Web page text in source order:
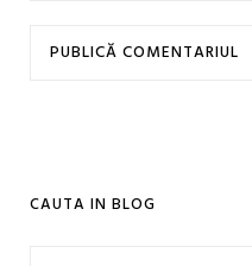
CAUTA IN BLOG